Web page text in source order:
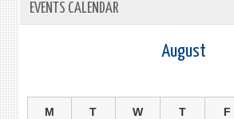
EVENTS CALENDAR
August
M T W T F